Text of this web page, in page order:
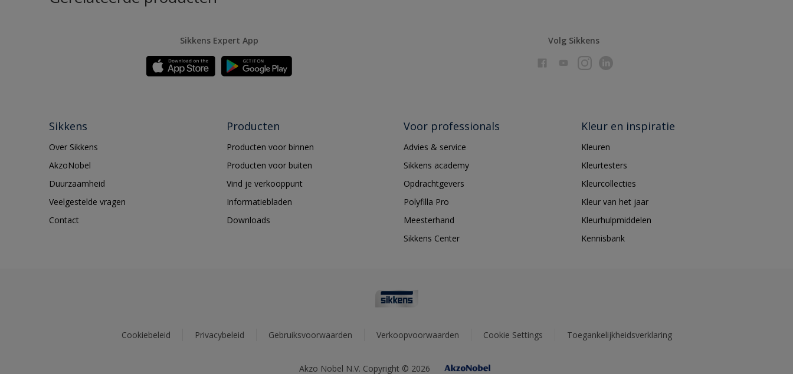
Sikkens Expert App Volg Sikkens
Sikkens
Over Sikkens
AkzoNobel
Duurzaamheid
Veelgestelde vragen
Contact
Producten
Producten voor binnen
Producten voor buiten
Vind je verkooppunt
Informatiebladen
Downloads
Voor professionals
Advies & service
Sikkens academy
Opdrachtgevers
Polyfilla Pro
Meesterhand
Sikkens Center
Kleur en inspiratie
Kleuren
Kleurtesters
Kleurcollecties
Kleur van het jaar
Kleurhulpmiddelen
Kennisbank
Cookiebeleid Privacybeleid Gebruiksvoorwaarden Verkoopvoorwaarden Cookie Settings Toegankelijkheidsverklaring
Akzo Nobel N.V. Copyright © 2026